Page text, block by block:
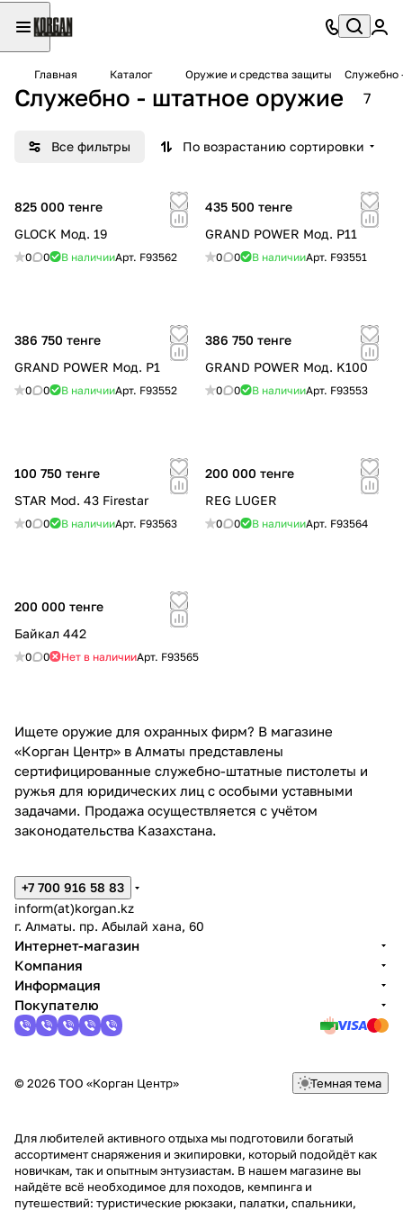
Главная Каталог Оружие и средства защиты Служебно
Служебно - штатное оружие 7
Все фильтры По возрастанию сортировки
825 000 тенге
GLOCK Мод. 19
0 0 В наличииАрт. F93562
435 500 тенге
GRAND POWER Мод. P11
0 0 В наличииАрт. F93551
386 750 тенге
GRAND POWER Мод. P1
0 0 В наличииАрт. F93552
386 750 тенге
GRAND POWER Мод. K100
0 0 В наличииАрт. F93553
100 750 тенге
STAR Mod. 43 Firestar
0 0 В наличииАрт. F93563
200 000 тенге
REG LUGER
0 0 В наличииАрт. F93564
200 000 тенге
Байкал 442
0 0 Нет в наличииАрт. F93565
Ищете оружие для охранных фирм? В магазине
«Корган Центр» в Алматы представлены
сертифицированные служебно-штатные пистолеты и
ружья для юридических лиц с особыми уставными
задачами. Продажа осуществляется с учётом
законодательства Казахстана.
+7 700 916 58 83
inform(at)korgan.kz
г. Алматы. пр. Абылай хана, 60
Интернет-магазин
Компания
Информация
Покупателю
© 2026 ТОО «Корган Центр» Темная тема
Для любителей активного отдыха мы подготовили богатый
ассортимент снаряжения и экипировки, который подойдёт как
новичкам, так и опытным энтузиастам. В нашем магазине вы
найдёте всё необходимое для походов, кемпинга и
путешествий: туристические рюкзаки, палатки, спальники,